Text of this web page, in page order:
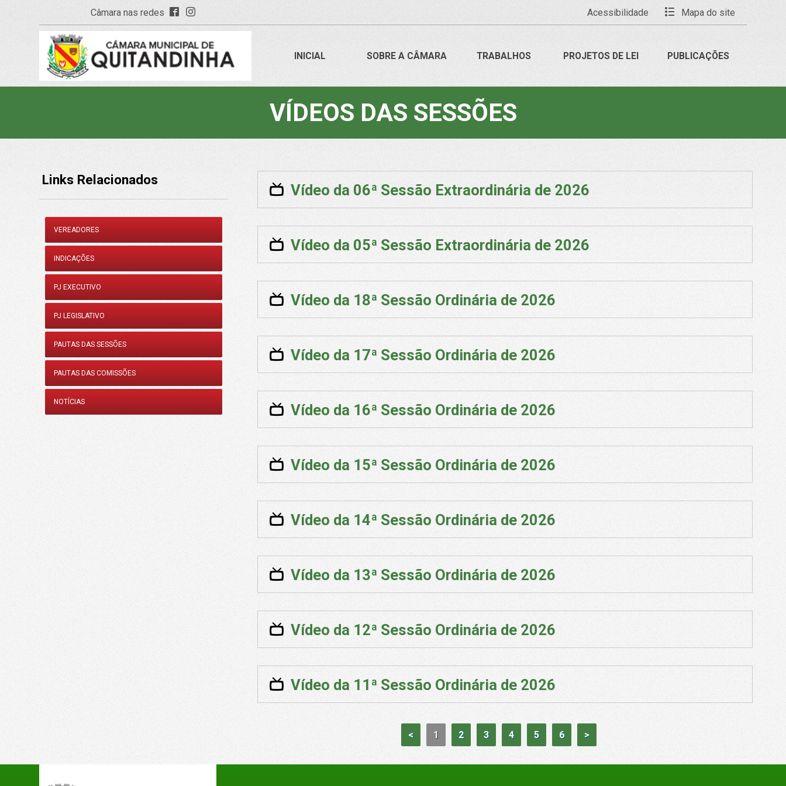
Câmara nas redes Acessibilidade Mapa do site
INICIAL SOBRE A CÂMARA TRABALHOS PROJETOS DE LEI PUBLICAÇÕES
VÍDEOS DAS SESSÕES
Vídeo da 06ª Sessão Extraordinária de 2026
Vídeo da 05ª Sessão Extraordinária de 2026
Vídeo da 18ª Sessão Ordinária de 2026
Vídeo da 17ª Sessão Ordinária de 2026
Vídeo da 16ª Sessão Ordinária de 2026
Vídeo da 15ª Sessão Ordinária de 2026
Vídeo da 14ª Sessão Ordinária de 2026
Vídeo da 13ª Sessão Ordinária de 2026
Vídeo da 12ª Sessão Ordinária de 2026
Vídeo da 11ª Sessão Ordinária de 2026
< 1 2 3 4 5 6 >
Links Relacionados
VEREADORES
INDICAÇÕES
PJ EXECUTIVO
PJ LEGISLATIVO
PAUTAS DAS SESSÕES
PAUTAS DAS COMISSÕES
NOTÍCIAS